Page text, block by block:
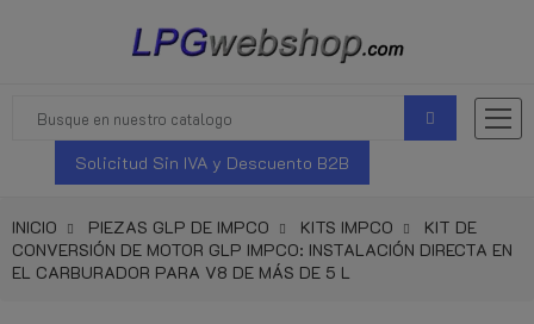
Solicitud Sin IVA y Descuento B2B
INICIO PIEZAS GLP DE IMPCO KITS IMPCO
KIT DE
CONVERSIÓN DE MOTOR GLP IMPCO: INSTALACIÓN DIRECTA EN
EL CARBURADOR PARA V8 DE MÁS DE 5 L